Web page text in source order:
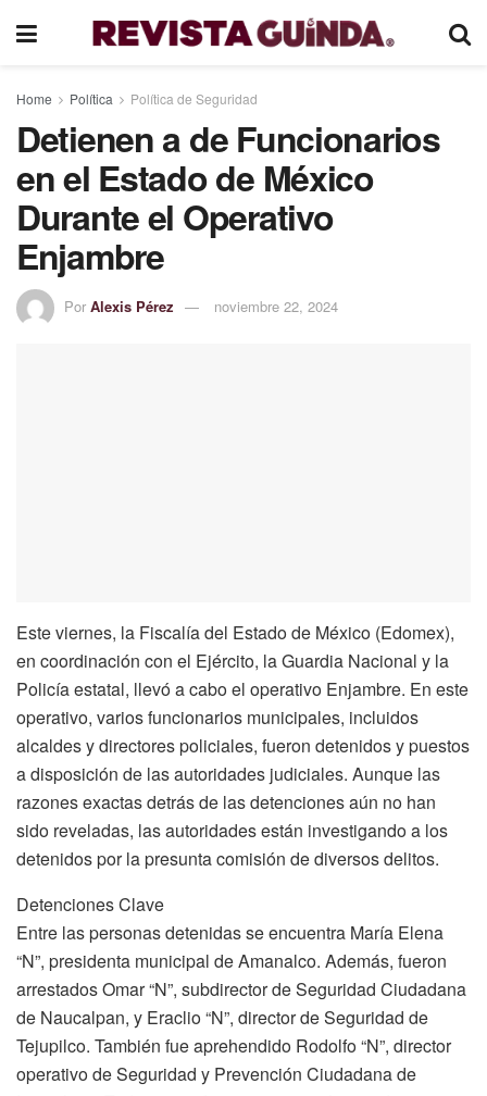
Home Política Política de Seguridad
Detienen a de Funcionarios
en el Estado de México
Durante el Operativo
Enjambre
Por Alexis Pérez noviembre 22, 2024
Este viernes, la Fiscalía del Estado de México (Edomex),
en coordinación con el Ejército, la Guardia Nacional y la
Policía estatal, llevó a cabo el operativo Enjambre. En este
operativo, varios funcionarios municipales, incluidos
alcaldes y directores policiales, fueron detenidos y puestos
a disposición de las autoridades judiciales. Aunque las
razones exactas detrás de las detenciones aún no han
sido reveladas, las autoridades están investigando a los
detenidos por la presunta comisión de diversos delitos.
Detenciones Clave
Entre las personas detenidas se encuentra María Elena
“N”, presidenta municipal de Amanalco. Además, fueron
arrestados Omar “N”, subdirector de Seguridad Ciudadana
de Naucalpan, y Eraclio “N”, director de Seguridad de
Tejupilco. También fue aprehendido Rodolfo “N”, director
operativo de Seguridad y Prevención Ciudadana de